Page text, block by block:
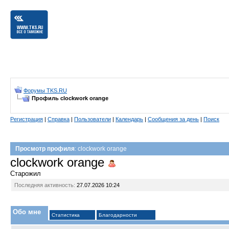
Форумы TKS.RU
Профиль clockwork orange
Регистрация | Справка | Пользователи | Календарь | Сообщения за день | Поиск
Просмотр профиля: clockwork orange
clockwork orange
Старожил
Последняя активность: 27.07.2026 10:24
Обо мне Статистика Благодарности